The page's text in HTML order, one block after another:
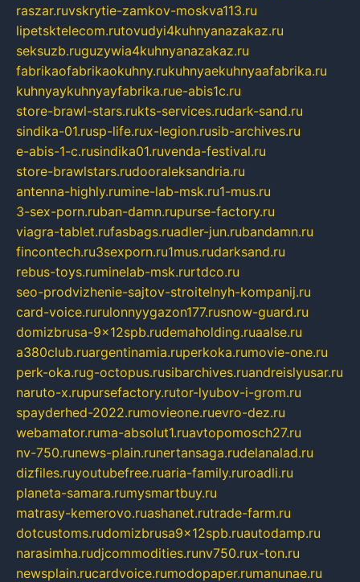
raszar.ruvskrytie-zamkov-moskva113.ru
lipetsktelecom.rutovudyi4kuhnyanazakaz.ru
seksuzb.ruguzywia4kuhnyanazakaz.ru
fabrikaofabrikaokuhny.rukuhnyaekuhnyaafabrika.ru
kuhnyaykuhnyayfabrika.rue-abis1c.ru
store-brawl-stars.rukts-services.rudark-sand.ru
sindika-01.rusp-life.rux-legion.rusib-archives.ru
e-abis-1-c.rusindika01.ruvenda-festival.ru
store-brawlstars.rudooraleksandria.ru
antenna-highly.rumine-lab-msk.ru1-mus.ru
3-sex-porn.ruban-damn.rupurse-factory.ru
viagra-tablet.rufasbags.ruadler-jun.rubandamn.ru
fincontech.ru3sexporn.ru1mus.rudarksand.ru
rebus-toys.ruminelab-msk.rurtdco.ru
seo-prodvizhenie-sajtov-stroitelnyh-kompanij.ru
card-voice.rurulonnyygazon177.rusnow-guard.ru
domizbrusa-9x12spb.rudemaholding.ruaalse.ru
a380club.ruargentinamia.ruperkoka.rumovie-one.ru
perk-oka.rug-octopus.rusibarchives.ruandreislyusar.ru
naruto-x.rupursefactory.rutor-lyubov-i-grom.ru
spayderhed-2022.rumovieone.ruevro-dez.ru
webamator.ruma-absolut1.ruavtopomosch27.ru
nv-750.runews-plain.runertansaga.rudelanalad.ru
dizfiles.ruyoutubefree.ruaria-family.ruroadli.ru
planeta-samara.rumysmartbuy.ru
matrasy-kemerovo.ruashanet.rutrade-farm.ru
dotcustoms.rudomizbrusa9x12spb.ruautodamp.ru
narasimha.rudjcommodities.runv750.rux-ton.ru
newsplain.rucardvoice.rumodopaper.rumanunae.ru